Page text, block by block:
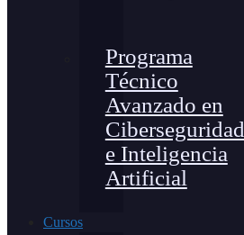
Programa
Técnico
Avanzado en
Ciberseguridad
e Inteligencia
Artificial
Cursos